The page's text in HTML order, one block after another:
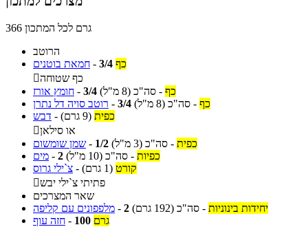
366 גרם לכל המתכון
הרוטב
חמאת בוטנים - 3/4 כף
כף שטוחה
חומץ אורז - 3/4 כף - סה"כ (8 מ"ל)
רוטב סויה דל נתרן - 3/4 כף - סה"כ (8 מ"ל)
דבש - כפית (9 גרם)
או סילאן
שמן שומשום - 1/2 כפית - סה"כ (3 מ"ל)
מים - 2 כפיות - סה"כ (10 מ"ל)
צ`ילי גרוס - קורט (1 גרם)
פתיתי צ`ילי יבש
שאר המצרכים
מלפפונים עם קליפה - 2 יחידות בינוניות - סה"כ (192 גרם)
חזה עוף - 100 גרם